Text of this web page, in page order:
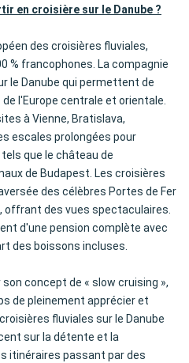
en croisière sur le Danube ?
des croisières fluviales,
% francophones. La compagnie
le Danube qui permettent de
l'Europe centrale et orientale.
à Vienne, Bratislava,
escales prolongées pour
que le château de
de Budapest. Les croisières
des célèbres Portes de Fer
offrant des vues spectaculaires.
d'une pension complète avec
des boissons incluses.
concept de « slow cruising »,
de pleinement apprécier et
fluviales sur le Danube
sur la détente et la
itinéraires passant par des